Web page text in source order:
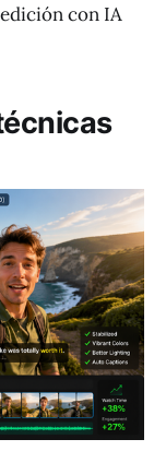
con IA